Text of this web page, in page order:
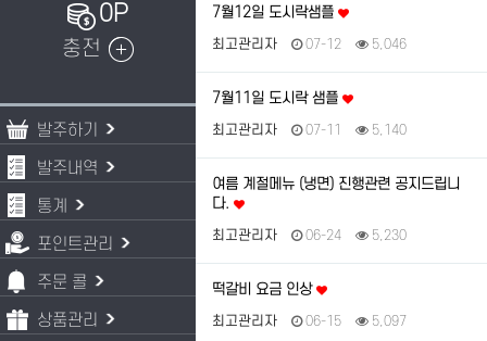
0P
충전
발주하기
발주내역
통계
포인트관리
주문 콜
상품관리
7월12일 도시락샘플
최고관리자 07-12 5,046
7월11일 도시락 샘플
최고관리자 07-11 5,140
여름 계절메뉴 (냉면) 진행관련 공지드립니
다.
최고관리자 06-24 5,230
떡갈비 요금 인상
최고관리자 06-15 5,097